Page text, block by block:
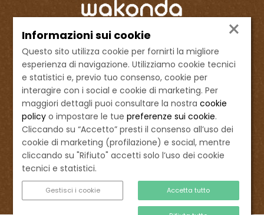
Sede legale: Via Sistina, 48
00187 Roma - Italia
C.F. e P.IVA 16376561003
REA: RM – 1653391
Cap.Soc. € 567.750,00
Tel. 06 45507460
+39 335 837 3488
info@wakonda.eu
Informazioni sui cookie ×
Questo sito utilizza cookie per fornirti la migliore
esperienza di navigazione. Utilizziamo cookie tecnici
e statistici e, previo tuo consenso, cookie per
interagire con i social e cookie di marketing. Per
maggiori dettagli puoi consultare la nostracookie
policy o impostare le tuepreferenze sui cookie.
Cliccando su “Accetto” presti il consenso all’uso dei
cookie di marketing (profilazione) e social, mentre
cliccando su "Rifiuto" accetti solo l’uso dei cookie
tecnici e statistici.
Gestisci i cookie Accetta tutto